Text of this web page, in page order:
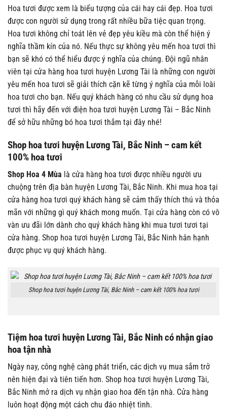
Hoa tươi được xem là biểu tượng của cái hay cái đẹp. Hoa tươi
được con người sử dụng trong rất nhiều bữa tiệc quan trọng.
Hoa tươi không chỉ toát lên vẻ đẹp yêu kiều mà còn thể hiện ý
nghĩa thầm kín của nó. Nếu thực sự không yêu mến hoa tươi thì
bạn sẽ khó có thể hiểu được ý nghĩa của chúng. Đội ngũ nhân
viên tại cửa hàng hoa tươi huyện Lương Tài là những con người
yêu mến hoa tươi sẽ giải thích cặn kẽ từng ý nghĩa của mỗi loài
hoa tươi cho bạn. Nếu quý khách hàng có nhu cầu sử dụng hoa
tươi thì hãy đến với điện hoa tươi huyện Lương Tài – Bắc Ninh
để sở hữu những bó hoa tươi thắm tại đây nhé!
Shop hoa tươi huyện Lương Tài, Bắc Ninh – cam kết
100% hoa tươi
Shop Hoa 4 Mùa là cửa hàng hoa tươi được nhiều người ưu
chuộng trên địa bàn huyện Lương Tài, Bắc Ninh. Khi mua hoa tại
cửa hàng hoa tươi quý khách hàng sẽ cảm thấy thích thú và thỏa
mãn với những gì quý khách mong muốn. Tại cửa hàng còn có vô
vàn ưu đãi lớn dành cho quý khách hàng khi mua tươi tươi tại
cửa hàng. Shop hoa tươi huyện Lương Tài, Bắc Ninh hân hạnh
được phục vụ quý khách hàng.
Shop hoa tươi huyện Lương Tài, Bắc Ninh – cam kết 100% hoa tươi
Tiệm hoa tươi huyện Lương Tài, Bắc Ninh có nhận giao
hoa tận nhà
Ngày nay, công nghệ càng phát triển, các dịch vụ mua sắm trở
nên hiện đại và tiên tiến hơn. Shop hoa tươi huyện Lương Tài,
Bắc Ninh mở ra dịch vụ nhận giao hoa đến tận nhà. Cửa hàng
luôn hoạt động một cách chu đáo nhiệt tình.